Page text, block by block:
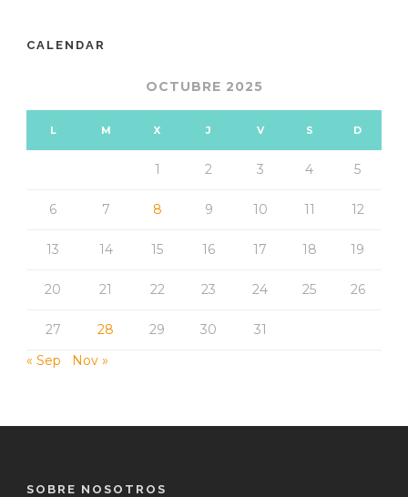
CALENDAR
OCTUBRE 2025
L M X J V S D
1 2 3 4 5
6 7 8 9 10 11 12
13 14 15 16 17 18 19
20 21 22 23 24 25 26
27 28 29 30
31
« Sep
Nov »
SOBRE NOSOTROS